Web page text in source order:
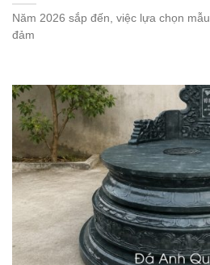
Năm 2026 sắp đến, việc lựa chọn
đảm